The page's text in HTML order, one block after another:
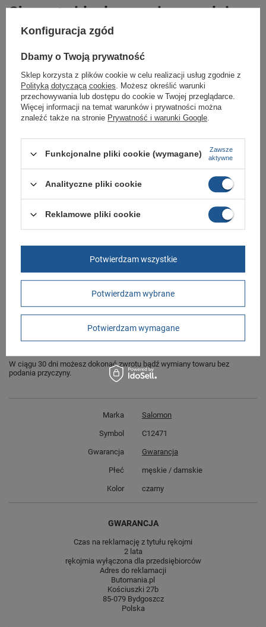
Skarpety idealne na zimowe dni.
Ciepłe skarpety wykonane z materiału Cordura oraz z domieszki wełny
Wełna merynosowa utrzymuje ciepło, nawet gdy jest mokra.
Struktura włókien Cordura charakteryzuje się ponadprzeciętną
odpornością na otarcia oraz przetarcia.
Skarpety mają ochraniacz piszczeli wzmocniony materiałem frotte.
Stabilizator kostki to elastyczna opaska wokół kostki zapobiega urazom
Elastyczne wsparcie śródstopia nie ograniczające swobody ruchów.
Płaskie szwy na palcach, oraz wzmocniony obszar palców.
Uniwersalne skarpety do sportów zimowych.
Elastan.
Odzież sportowa dla całej rodziny
sklep Butomania.pl
Bielizna zimowa od Salomona w standardowych rozmiarach 36-38, 39-41.
Zobacz jakie rozmiary są dostępne.
W ciągu 30 dni możesz dokonać zwrotu bądź wymiany towaru bez
podania przyczyny.
Marka Salomon
Symbol C12471
Gwarancja Gwarancja
Płeć męskie / damskie
Kolor czarny
GWARANCJA
Czas na reklamację z tytułu rękojmi
2 lata
rękojmia wyłączona dla przedsiębiorców
Adres do reklamacji
Butomania.pl
Kościuszki 27b
85-079 Bydgoszcz
Polska
Konfiguracja zgód
Dbamy o Twoją prywatność
Sklep korzysta z plików cookie w celu realizacji usług zgodnie z
Polityką dotyczącą cookies. Możesz określić warunki
przechowywania lub dostępu do cookie w Twojej przeglądarce.
Więcej informacji na temat warunków i prywatności można
znaleźć także na stronie Prywatność i warunki Google.
Funkcjonalne pliki cookie (wymagane)
Zawsze
aktywne
Analityczne pliki cookie
Reklamowe pliki cookie
Potwierdzam wybrane
Potwierdzam wymagane
Potwierdzam wszystkie